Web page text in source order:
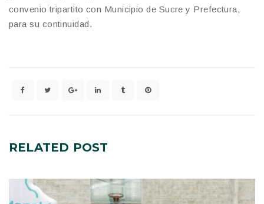
convenio tripartito con Municipio de Sucre y Prefectura,
para su continuidad.
RELATED POST